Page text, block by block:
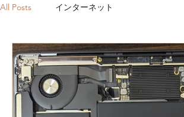
All Posts インターネット